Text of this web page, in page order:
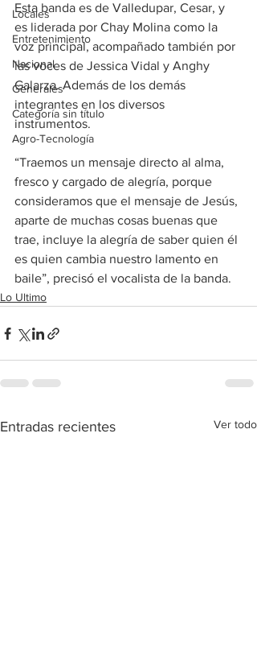
Locales
Entretenimiento
Nacional
Generales
Categoría sin título
Agro-Tecnología
Esta banda es de Valledupar, Cesar, y
es liderada por Chay Molina como la
voz principal, acompañado también por
las voces de Jessica Vidal y Anghy
Galarza. Además de los demás
integrantes en los diversos
instrumentos.
“Traemos un mensaje directo al alma,
fresco y cargado de alegría, porque
consideramos que el mensaje de Jesús,
aparte de muchas cosas buenas que
trae, incluye la alegría de saber quien él
es quien cambia nuestro lamento en
baile”, precisó el vocalista de la banda.
Lo Ultimo
Entradas recientes Ver todo